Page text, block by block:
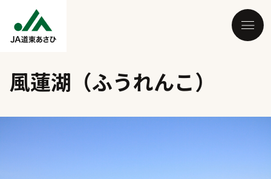
風蓮湖（ふうれんこ）